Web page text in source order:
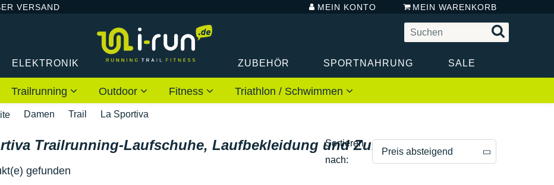
VERSAND MEIN KONTO MEIN WARENKORB
ELEKTRONIK ZUBEHÖR SPORTNAHRUNG SALE
Trailrunning Outdoor Fitness Triathlon / Schwimmen
Damen Trail La Sportiva
Trailrunning-Laufschuhe, Laufbekleidung und Zubehör für Damen
gefunden
Sortieren
nach:
Preis absteigend